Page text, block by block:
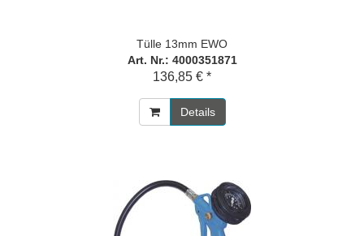
Tülle 13mm EWO
Art. Nr.: 4000351871
136,85 € *
Details